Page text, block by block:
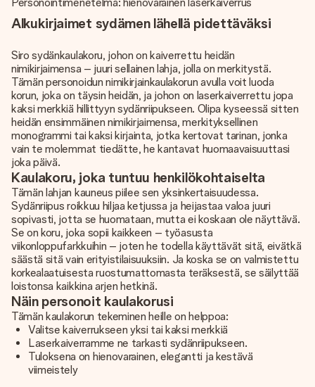
Alkukirjaimet sydämen lähellä pidettäväksi
Siro sydänkaulakoru, johon on kaiverrettu heidän
nimikirjaimensa – juuri sellainen lahja, jolla on merkitystä.
Tämän personoidun nimikirjainkaulakorun avulla voit luoda
korun, joka on täysin heidän, ja johon on laserkaiverrettu jopa
kaksi merkkiä hillittyyn sydänriipukseen. Olipa kyseessä sitten
heidän ensimmäinen nimikirjaimensa, merkityksellinen
monogrammi tai kaksi kirjainta, jotka kertovat tarinan, jonka
vain te molemmat tiedätte, he kantavat huomaavaisuuttasi
joka päivä.
Kaulakoru, joka tuntuu henkilökohtaiselta
Tämän lahjan kauneus piilee sen yksinkertaisuudessa.
Sydänriipus roikkuu hiljaa ketjussa ja heijastaa valoa juuri
sopivasti, jotta se huomataan, mutta ei koskaan ole näyttävä.
Se on koru, joka sopii kaikkeen – työasusta
viikonloppufarkkuihin – joten he todella käyttävät sitä, eivätkä
säästä sitä vain erityistilaisuuksiin. Ja koska se on valmistettu
korkealaatuisesta ruostumattomasta teräksestä, se säilyttää
loistonsa kaikkina arjen hetkinä.
Näin personoit kaulakorusi
Tämän kaulakorun tekeminen heille on helppoa:
Valitse kaiverrukseen yksi tai kaksi merkkiä
Laserkaiverramme ne tarkasti sydänriipukseen.
Tuloksena on hienovarainen, elegantti ja kestävä
viimeistely